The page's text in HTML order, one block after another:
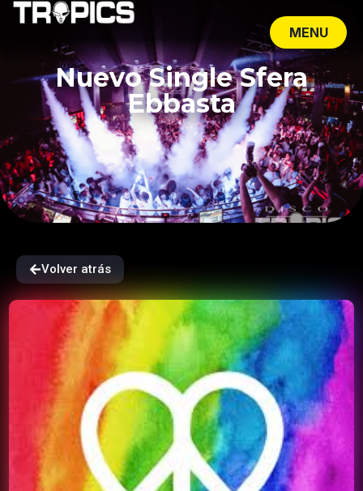
MENU
CLOSE
Nuevo Single Sfera
Ebbasta
Volver atrás